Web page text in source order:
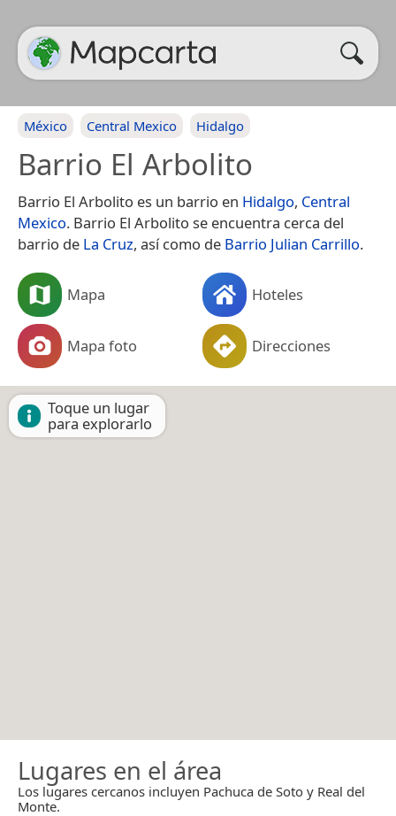
México Central Mexico Hidalgo
Barrio El Arbolito
Barrio El Arbolito es un barrio en Hidalgo, Central
Mexico. Barrio El Arbolito se encuentra cerca del
barrio de La Cruz, así como de Barrio Julian Carrillo.
Mapa Hoteles
Mapa foto Direcciones
Toque un lugar
para explorarlo
Lugares en el área
Los lugares cercanos incluyen Pachuca de Soto y Real del
Monte.